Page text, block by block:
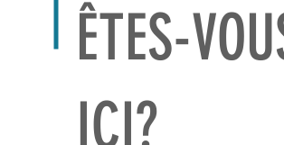
ÊTES-
ICI?